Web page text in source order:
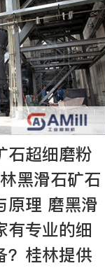
石超细磨粉
黑滑石矿石
原理 磨黑滑
有专业的细
？桂林提供